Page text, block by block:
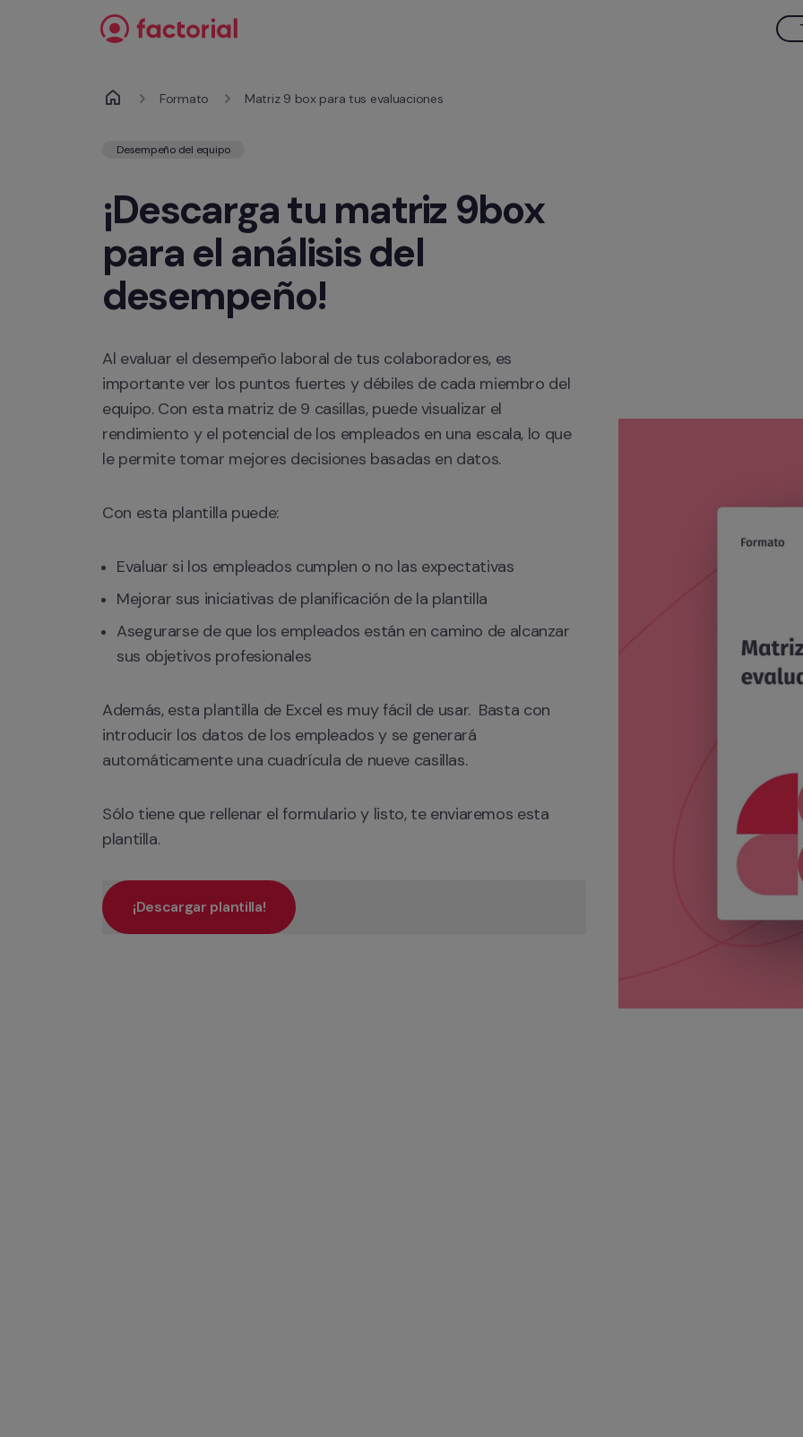
Formato Matriz 9 box para tus evaluaciones
Desempeño del equipo
¡Descarga tu matriz 9box
para el análisis del
desempeño!
Al evaluar el desempeño laboral de tus colaboradores, es
importante ver los puntos fuertes y débiles de cada miembro del
equipo. Con esta matriz de 9 casillas, puede visualizar el
rendimiento y el potencial de los empleados en una escala, lo que
le permite tomar mejores decisiones basadas en datos.
Con esta plantilla puede:
Evaluar si los empleados cumplen o no las expectativas
Mejorar sus iniciativas de planificación de la plantilla
Asegurarse de que los empleados están en camino de alcanzar
sus objetivos profesionales
Además, esta plantilla de Excel es muy fácil de usar.  Basta con
introducir los datos de los empleados y se generará
automáticamente una cuadrícula de nueve casillas.
Sólo tiene que rellenar el formulario y listo, te enviaremos esta
plantilla.
¡Descargar plantilla!